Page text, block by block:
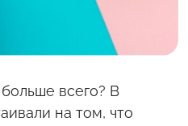
всего? В
на том, что